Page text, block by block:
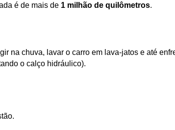
é de mais de 1 milhão de quilômetros.
na chuva, lavar o carro em lava-jatos e até
o calço hidráulico).